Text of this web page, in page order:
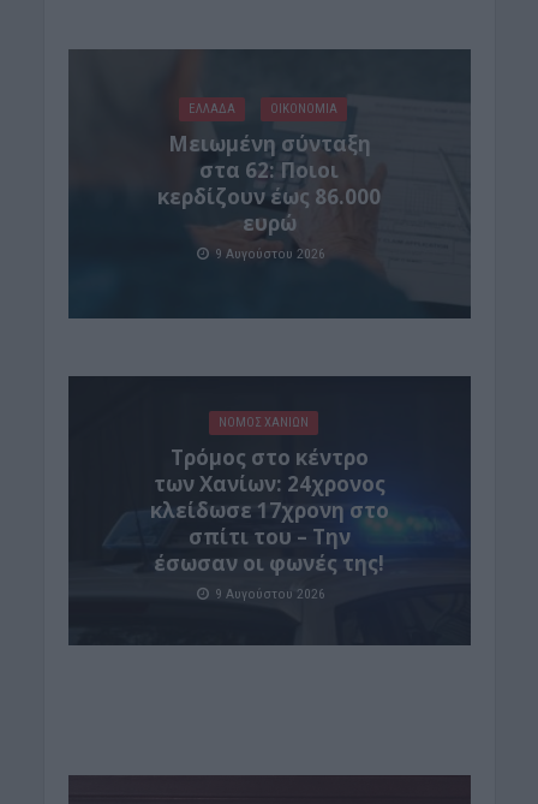
ΕΛΛΑΔΑ ΟΙΚΟΝΟΜΙΑ
Μειωμένη σύνταξη
στα 62: Ποιοι
κερδίζουν έως 86.000
ευρώ
9 Αυγούστου 2026
ΝΟΜΌΣ ΧΑΝΊΩΝ
Τρόμος στο κέντρο
των Χανίων: 24χρονος
κλείδωσε 17χρονη στο
σπίτι του – Την
έσωσαν οι φωνές της!
9 Αυγούστου 2026